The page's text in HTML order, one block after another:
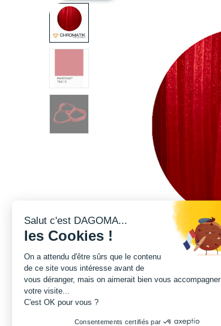
Salut c'est DAGOMA...
les Cookies !
On a attendu d'être sûrs que le contenu
de ce site vous intéresse avant de
vous déranger, mais on aimerait bien vous
votre visite...
C'est OK pour vous ?
Consentements certifiés par